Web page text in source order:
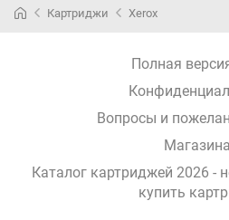
Картриджи Xerox
Полная
Вопросы и
Каталог картриджей 2026 -
купить